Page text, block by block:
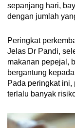
sepanjang hari,
dengan jumlah
Peringkat
Jelas Dr Pandi,
makanan pepejal,
bergantung
Pada peringkat
terlalu banyak